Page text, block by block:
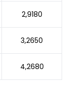
2,9180
3,2650
4,2680